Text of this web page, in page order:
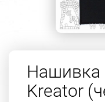
Нашивка
Kreator